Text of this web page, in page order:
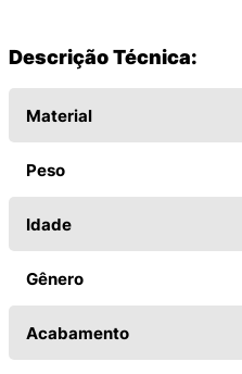
Descrição Técnica:
Material
Peso
Idade
Gênero
Acabamento